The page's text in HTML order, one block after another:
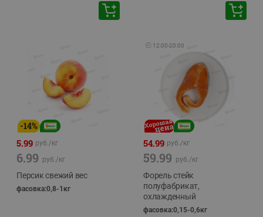
-14%
5.99 руб./кг
6.99 руб./кг
Персик свежий вес
фасовка:0,8-1кг
🕘 12:00-20:00
54.99 руб./кг
59.99 руб./кг
Форель стейк
полуфабрикат,
охлажденный
фасовка:0,15-0,6кг